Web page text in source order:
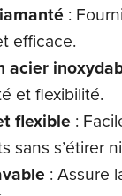
:
efficace.
acier
et flexibilité.
flexible :
sans s’étirer
: Assure